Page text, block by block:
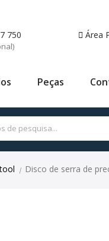
750 Área
Peças
| Disco de serra de